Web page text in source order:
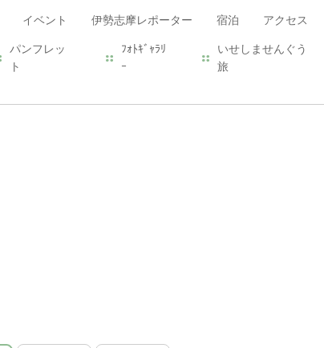
イベント 伊勢志摩レポーター 宿泊 アクセス
パンフレッ
ト
ﾌｫﾄｷﾞｬﾗﾘ
ｰ
いせしませんぐう
旅